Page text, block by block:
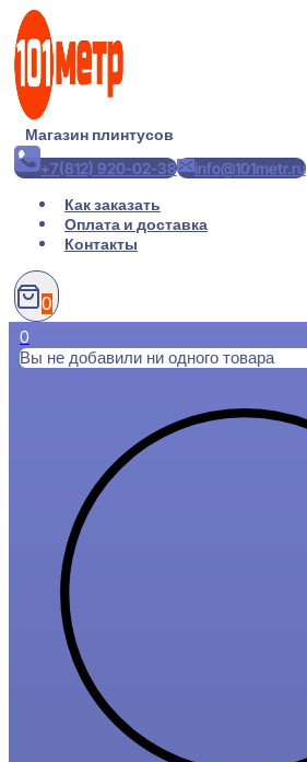
Перейти
содержимому
Магазин плинтусов
+7(812) 920-02-38
info@101metr.ru
Как заказать
Оплата и доставка
Контакты
0
0
Вы не добавили ни одного товара